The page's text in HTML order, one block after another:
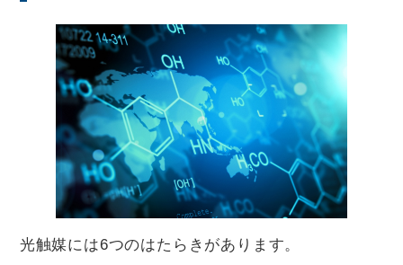
光触媒には6つのはたらきがあります。